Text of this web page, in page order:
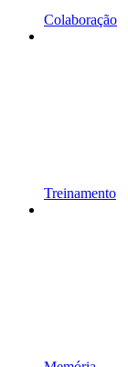
Colaboração
Treinamento